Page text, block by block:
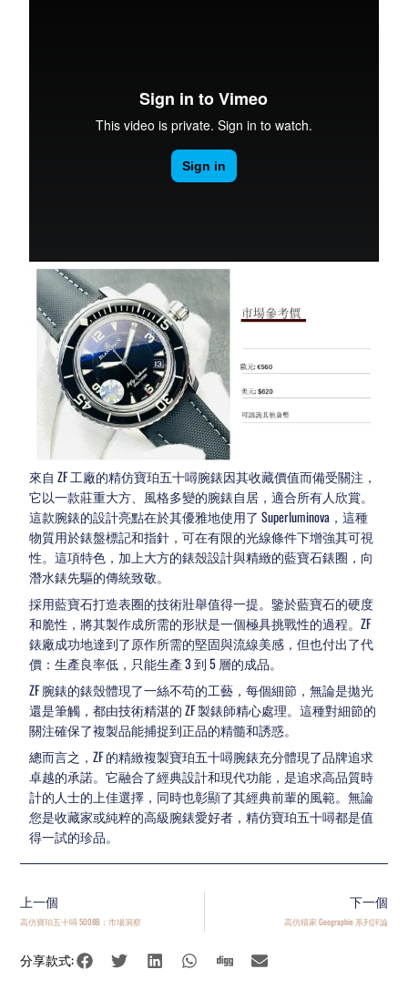
來自 ZF 工廠的精仿寶珀五十噚腕錶因其收藏價值而備受關注，
它以一款莊重大方、風格多變的腕錶自居，適合所有人欣賞。
這款腕錶的設計亮點在於其優雅地使用了 Superluminova，這種
物質用於錶盤標記和指針，可在有限的光線條件下增強其可視
性。這項特色，加上大方的錶殼設計與精緻的藍寶石錶圈，向
潛水錶先驅的傳統致敬。
採用藍寶石打造表圈的技術壯舉值得一提。鑒於藍寶石的硬度
和脆性，將其製作成所需的形狀是一個極具挑戰性的過程。ZF
錶廠成功地達到了原作所需的堅固與流線美感，但也付出了代
價：生產良率低，只能生產 3 到 5 層的成品。
ZF 腕錶的錶殼體現了一絲不苟的工藝，每個細節，無論是拋光
還是筆觸，都由技術精湛的 ZF 製錶師精心處理。這種對細節的
關注確保了複製品能捕捉到正品的精髓和誘惑。
總而言之，ZF 的精緻複製寶珀五十噚腕錶充分體現了品牌追求
卓越的承諾。它融合了經典設計和現代功能，是追求高品質時
計的人士的上佳選擇，同時也彰顯了其經典前輩的風範。無論
您是收藏家或純粹的高級腕錶愛好者，精仿寶珀五十噚都是值
得一試的珍品。
上一個
高仿寶珀五十噚 5008B：市場洞察
下一個
高仿積家 Geographie 系列評論
分享款式: